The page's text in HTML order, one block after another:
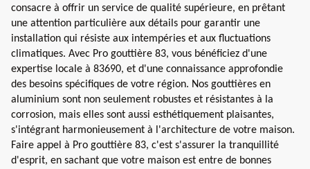
consacre à offrir un service de qualité supérieure, en prêtant
une attention particulière aux détails pour garantir une
installation qui résiste aux intempéries et aux fluctuations
climatiques. Avec Pro gouttière 83, vous bénéficiez d'une
expertise locale à 83690, et d'une connaissance approfondie
des besoins spécifiques de votre région. Nos gouttières en
aluminium sont non seulement robustes et résistantes à la
corrosion, mais elles sont aussi esthétiquement plaisantes,
s'intégrant harmonieusement à l'architecture de votre maison.
Faire appel à Pro gouttière 83, c'est s'assurer la tranquillité
d'esprit, en sachant que votre maison est entre de bonnes